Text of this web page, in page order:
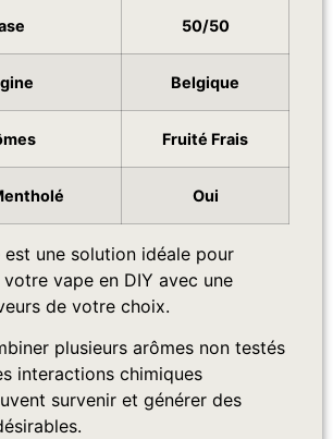
50/50
Belgique
Fruité Frais
Oui
une solution idéale pour
vape en DIY avec une
de votre choix.
plusieurs arômes non testés
interactions chimiques
survenir et générer des